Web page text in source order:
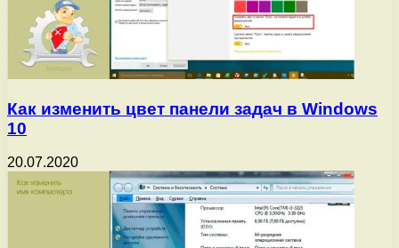
Как изменить цвет панели задач в Windows
10
20.07.2020